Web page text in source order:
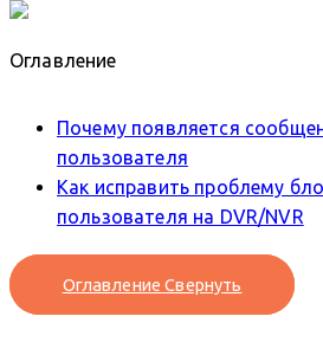
Оглавление
Почему появляется
пользователя
Как исправить проблему
пользователя на DVR/NVR
Оглавление Свернуть